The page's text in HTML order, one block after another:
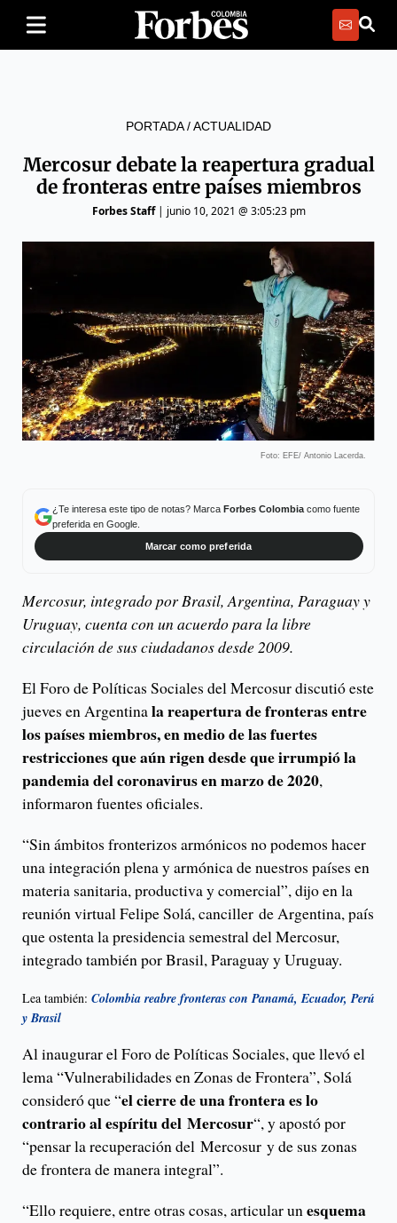
PORTADA/ACTUALIDAD
Mercosur debate la reapertura gradual
de fronteras entre países miembros
Forbes Staff| junio 10, 2021 @ 3:05:23 pm
Foto: EFE/ Antonio Lacerda.
¿Te interesa este tipo de notas? Marca Forbes Colombiacomo fuente
preferida en Google.
Marcar como preferida
Mercosur, integrado por Brasil, Argentina, Paraguay y
Uruguay, cuenta con un acuerdo para la libre
circulación de sus ciudadanos desde 2009.
El Foro de Políticas Sociales del Mercosur discutió este
jueves en Argentinala reapertura de fronteras entre
los países miembros, en medio de las fuertes
restricciones que aún rigen desde que irrumpió la
pandemia del coronavirus en marzo de 2020,
informaron fuentes oficiales.
“Sin ámbitos fronterizos armónicos no podemos hacer
una integración plena y armónica de nuestros países en
materia sanitaria, productiva y comercial”, dijo en la
reunión virtual Felipe Solá, canciller de Argentina, país
que ostenta la presidencia semestral del Mercosur,
integrado también por Brasil, Paraguay y Uruguay.
Lea también: Colombia reabre fronteras con Panamá, Ecuador, Perú
y Brasil
Al inaugurar el Foro de Políticas Sociales, que llevó el
lema “Vulnerabilidades en Zonas de Frontera”, Solá
consideró que “el cierre de una frontera es lo
contrario al espíritu del Mercosur“, y apostó por
“pensar la recuperación del Mercosur y de sus zonas
de frontera de manera integral”.
“Ello requiere, entre otras cosas, articular unesquema